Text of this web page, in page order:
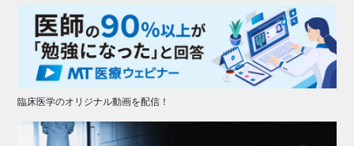
臨床医学のオリジナル動画を配信！